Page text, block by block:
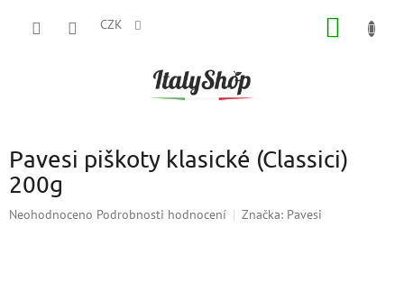
CZK
Pavesi piškoty klasické (Classici)
200g
Průměrné
Neohodnoceno Podrobnosti hodnocení Značka: Pavesi